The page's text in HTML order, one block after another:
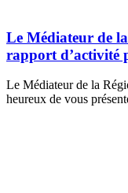
Le Médiateur de
rapport d’activité
Le Médiateur de la
heureux de vous